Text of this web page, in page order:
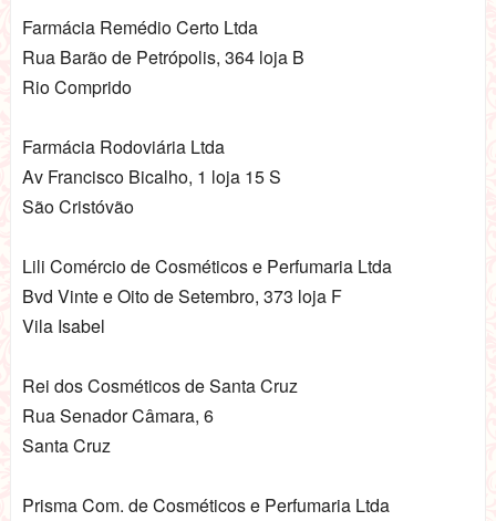
Farmácia Remédio Certo Ltda
Rua Barão de Petrópolis, 364 loja B
Rio Comprido
Farmácia Rodoviária Ltda
Av Francisco Bicalho, 1 loja 15 S
São Cristóvão
Lili Comércio de Cosméticos e Perfumaria Ltda
Bvd Vinte e Oito de Setembro, 373 loja F
Vila Isabel
Rei dos Cosméticos de Santa Cruz
Rua Senador Câmara, 6
Santa Cruz
Prisma Com. de Cosméticos e Perfumaria Ltda